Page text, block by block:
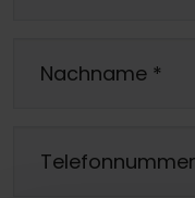
Nachname *
Telefonnummer